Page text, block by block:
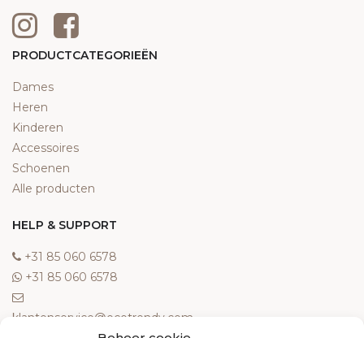
PRODUCTCATEGORIEËN
Dames
Heren
Kinderen
Accessoires
Schoenen
Alle producten
HELP & SUPPORT
‎+31 85 060 6578
‎+31 85 060 6578
klantenservice@ecotrendy.com